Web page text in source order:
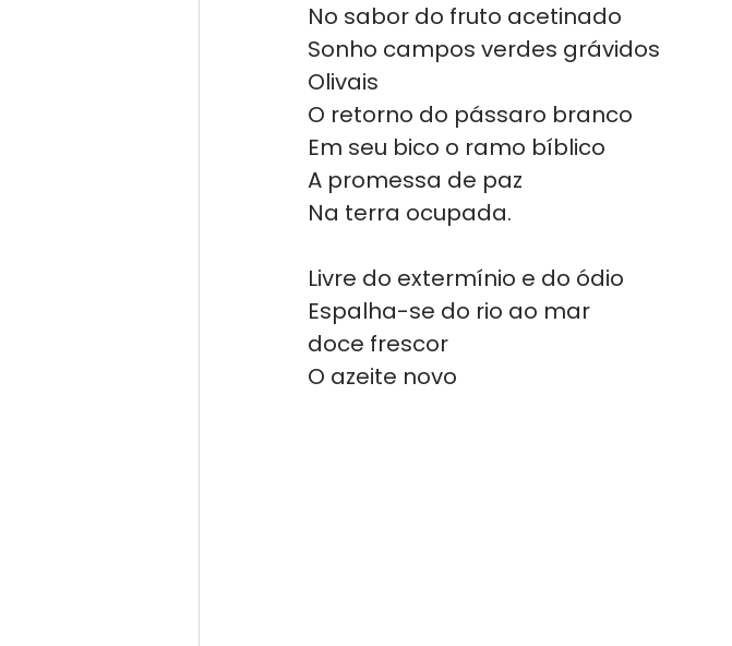
No sabor do fruto acetinado
Sonho campos verdes grávidos
Olivais
O retorno do pássaro branco
Em seu bico o ramo bíblico
A promessa de paz
Na terra ocupada.
Livre do extermínio e do ódio
Espalha-se do rio ao mar
doce frescor
O azeite novo